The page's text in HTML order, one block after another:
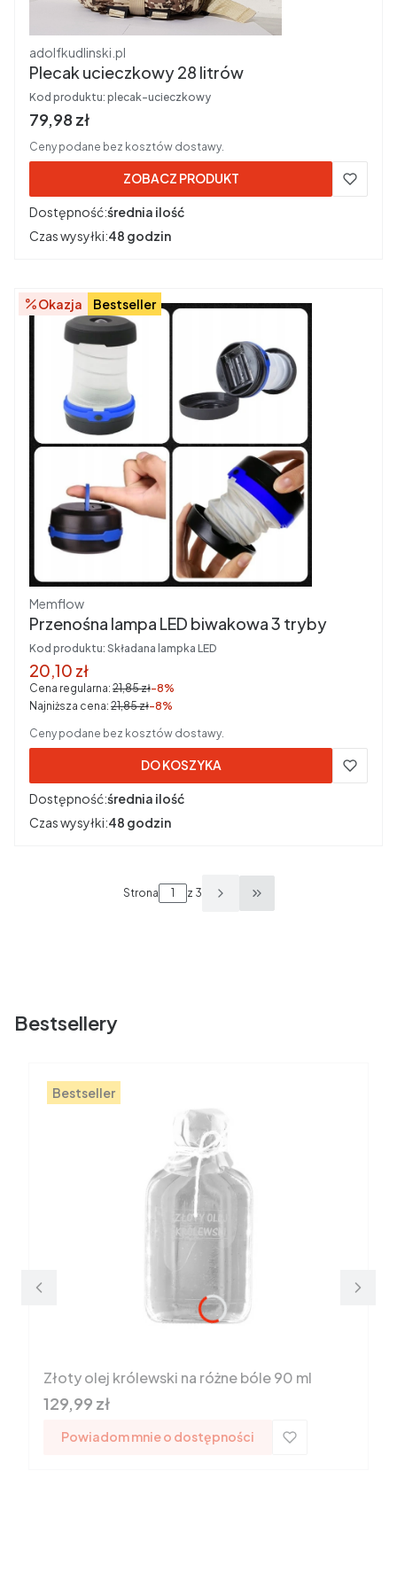
Producent
adolfkudlinski.pl
Plecak ucieczkowy 28 litrów
Kod produktu: plecak-ucieczkowy
Cena brutto
79,98 zł
Ceny podane bez kosztów dostawy.
ZOBACZ PRODUKT
Dostępność:średnia ilość
Czas wysyłki:48 godzin
Okazja Bestseller
Producent
Memflow
Przenośna lampa LED biwakowa 3 tryby
Kod produktu: Składana lampka LED
Cena promocyjna brutto
20,10 zł
Cena regularna: 21,85 zł-8%
Najniższa cena: 21,85 zł-8%
Ceny podane bez kosztów dostawy.
DO KOSZYKA
Dostępność:średnia ilość
Czas wysyłki:48 godzin
Strona z 3 Przejdź do ostatniej
Bestsellery
Bestseller
Złoty olej królewski na różne bóle 90 ml
Cena
129,99 zł
Powiadom mnie o dostępności